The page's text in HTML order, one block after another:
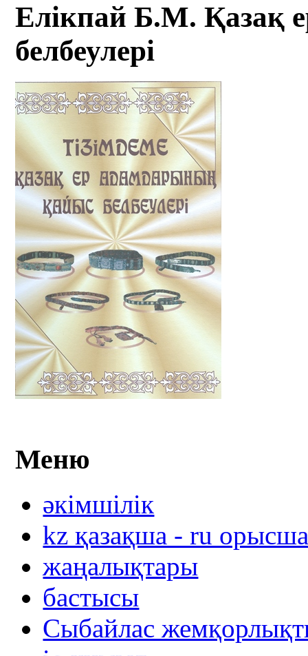
Елікпай Б.М. Қазақ
белбеулері
Меню
әкімшілік
kz қазақша - ru
жаңалықтары
бастысы
Сыбайлас